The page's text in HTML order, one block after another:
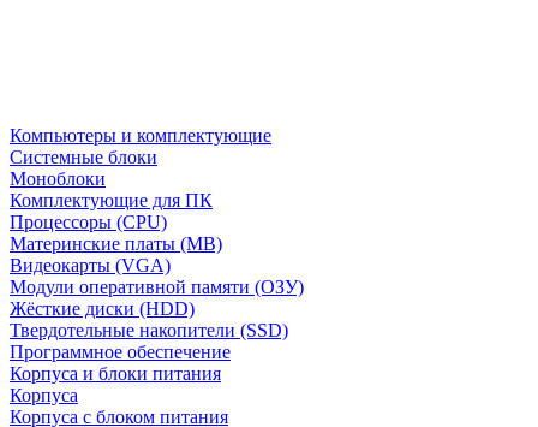
Компьютеры и комплектующие
Системные блоки
Моноблоки
Комплектующие для ПК
Процессоры (CPU)
Материнские платы (MB)
Видеокарты (VGA)
Модули оперативной памяти (ОЗУ)
Жёсткие диски (HDD)
Твердотельные накопители (SSD)
Программное обеспечение
Корпуса и блоки питания
Корпуса
Корпуса с блоком питания